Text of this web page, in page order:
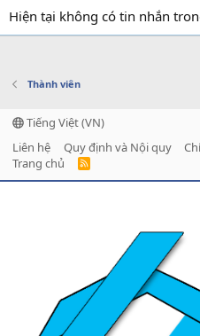
Hiện tại không có tin nhắn
Thành viên
Tiếng Việt (VN)
Liên hệ
Quy định và Nội quy
Trang chủ
R